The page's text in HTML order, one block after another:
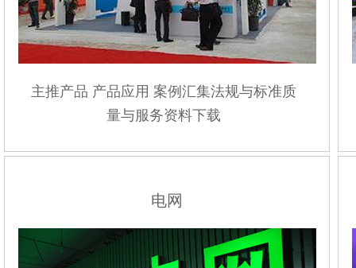
主推产品 产品应用 案例汇集法规与标准质
量与服务资料下载
电网